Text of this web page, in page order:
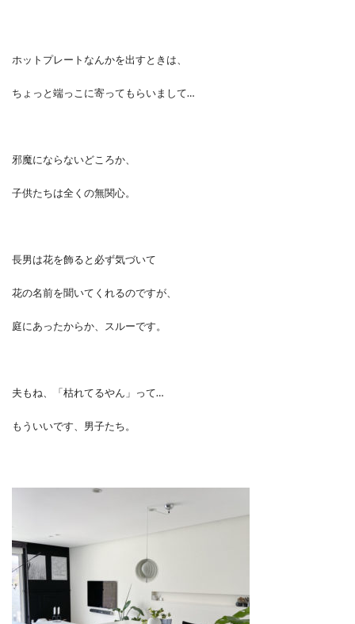
ホットプレートなんかを出すときは、
ちょっと端っこに寄ってもらいまして…
邪魔にならないどころか、
子供たちは全くの無関心。
長男は花を飾ると必ず気づいて
花の名前を聞いてくれるのですが、
庭にあったからか、スルーです。
夫もね、「枯れてるやん」って…
もういいです、男子たち。